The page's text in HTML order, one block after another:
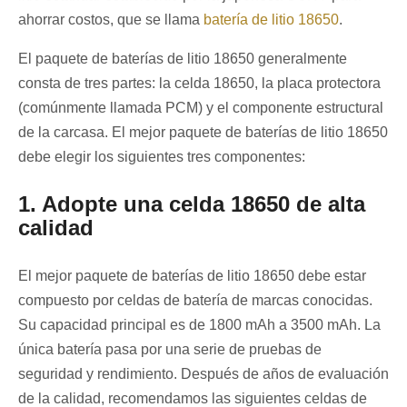
ahorrar costos, que se llama batería de litio 18650.
El paquete de baterías de litio 18650 generalmente
consta de tres partes: la celda 18650, la placa protectora
(comúnmente llamada PCM) y el componente estructural
de la carcasa. El mejor paquete de baterías de litio 18650
debe elegir los siguientes tres componentes:
1. Adopte una celda 18650 de alta
calidad
El mejor paquete de baterías de litio 18650 debe estar
compuesto por celdas de batería de marcas conocidas.
Su capacidad principal es de 1800 mAh a 3500 mAh. La
única batería pasa por una serie de pruebas de
seguridad y rendimiento. Después de años de evaluación
de la calidad, recomendamos las siguientes celdas de